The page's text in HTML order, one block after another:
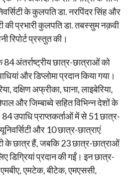
के कुलपति डा. नरपिंदर सिंह और
की प्रभारी कुलपति डा. तबस्सुम नक़वी
रिपोर्ट प्रस्तुत की।
84 अंतर्राष्ट्रीय छात्र-छात्राओं को
और डिप्लोमा प्रदान किया गया।
दक्षिण अफ्रीका, घाना, लाइबेरिया,
और जिम्बाब्वे सहित विभिन्न देशों के
उपाधि प्राप्तकर्ताओं में से 51 छात्र-
और 10 छात्र-छात्राएं
के छात्र हैं, जबकि 23 छात्र-छात्राओं
डिग्रियां प्रदान की गईं। इन छात्र-
एमटेक, बीटेक, एमएससी,